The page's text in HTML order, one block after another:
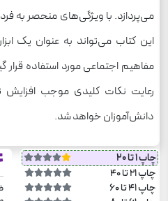
می‌پردازد. با ویژگی‌های منحصر به
این کتاب می‌تواند به عنوان یک
مفاهیم اجتماعی مورد استفاده قرار
رعایت نکات کلیدی موجب افزایش
دانش‌آموزان خواهد شد.
چاپ 1 تا 20
چاپ 21 تا 40
چاپ 41 تا 60